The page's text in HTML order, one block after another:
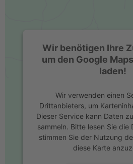
Wir benötigen Ihre
um den Google
laden!
Wir verwenden einen
Drittanbieters, um
Dieser Service kann Daten
sammeln. Bitte lesen Sie die
stimmen Sie der Nutzung
diese Karte